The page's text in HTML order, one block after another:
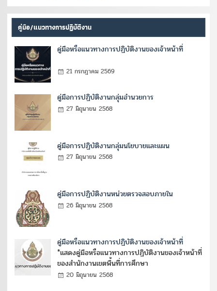
คู่มือ/แนวทางการปฏิบัติงาน
คู่มือหรือแนวทางการปฏิบัติงานของเจ้าหน้าที่
21 กรกฎาคม 2569
คู่มือการปฏิบัติงานกลุ่มอำนวยการ
27 มิถุนายน 2568
คู่มือการปฏิบัติงานกลุ่มนโยบายและแผน
27 มิถุนายน 2568
คู่มือการปฏิบัติงานหน่วยตรวจสอบภายใน
26 มิถุนายน 2568
คู่มือหรือแนวทางการปฏิบัติงานของเจ้าหน้าที่
*แสดงคู่มือหรือแนวทางการปฏิบัติงานของเจ้าหน้าที่
ของสำนักงานเขตพื้นที่การศึกษา
20 มิถุนายน 2568